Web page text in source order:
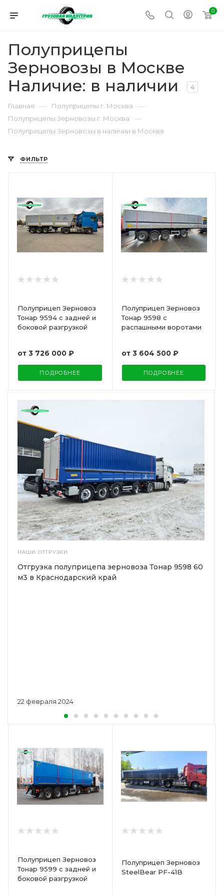
0
Полуприцепы
Зерновозы в Москве
Наличие: в наличии
4
Главная — Полуприцепы г. Москва —
Полуприцепы Зерновозы г. Москва —
Полуприцепы Зерновозы в наличии в Москве
ФИЛЬТР
Полуприцеп Зерновоз
Тонар 9594 с задней и
боковой разгрузкой
от 3 726 000 ₽
ПОДРОБНЕЕ
Полуприцеп Зерновоз
Тонар 9598 с
распашными воротами
от 3 604 500 ₽
ПОДРОБНЕЕ
НАШИ ОТГРУЗКИ
22 февраля 2024
Отгрузка полуприцепа зерновоза Тонар 9598 60
м3 в Краснодарский край
Полуприцеп Зерновоз
Тонар 9599 с задней и
боковой разгрузкой
Полуприцеп Зерновоз
SteelBear PF-41B